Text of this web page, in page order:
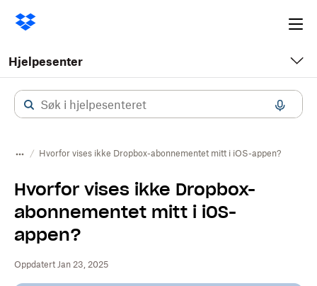
Hjelpesenter
Hvorfor vises ikke Dropbox-abonnementet mitt i iOS-appen?
Hvorfor vises ikke Dropbox-
abonnementet mitt i iOS-
appen?
Oppdatert Jan 23, 2025